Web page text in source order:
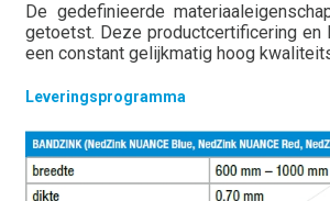
De gedefinieerde
getoetst. Deze productcertificering en
een constant gelijkmatig hoog
Leveringsprogramma